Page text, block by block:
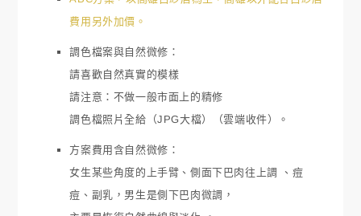
費用另外加價。
調色檔案與自然微修：
請喜歡自然真實的模樣
請注意：不做一般市面上的精修
調色檔照片全給（JPG大檔）（雲端收件）。
方案費用含自然微修：
女生某些角度的上手臂、側面下巴肉往上調 、痘
痘、副乳，男生是側下巴肉微調，